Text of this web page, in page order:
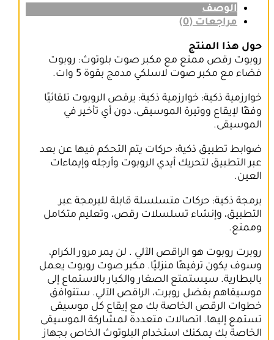
الوصف
مراجعات (0)
حول هذا المنتج
روبوت رقص ممتع مع مكبر صوت بلوتوث: روبوت
فضاء مع مكبر صوت لاسلكي مدمج بقوة 5 وات.
خوارزمية ذكية: خوارزمية ذكية: يرقص الروبوت تلقائيًا
وفقًا لإيقاع ووتيرة الموسيقى، دون أي تأخير في
الموسيقى.
ضوابط تطبيق ذكية: حركات يتم التحكم فيها عن بعد
عبر التطبيق لتحريك أيدي الروبوت وأرجله وإيماءات
العين.
برمجة ذكية: حركات متسلسلة قابلة للبرمجة عبر
التطبيق، وإنشاء تسلسلات رقص، وتعليم متكامل
وممتع.
روبرت روبوت هو الراقص الآلي . لن يمر مرور الكرام،
وسوف يكون ترفيهًا منزليًا. مكبر صوت روبوت يعمل
بالبطارية. سيستمتع الصغار والكبار بالاستماع إلى
موسيقاهم بفضل روبرت، الراقص الآلي. ستتوافق
خطوات الرقص الخاصة بك مع إيقاع كل موسيقى
تستمع إليها. اتصالات متعددة لمشاركة الموسيقى
الخاصة بك يمكنك استخدام البلوتوث الخاص بجهاز